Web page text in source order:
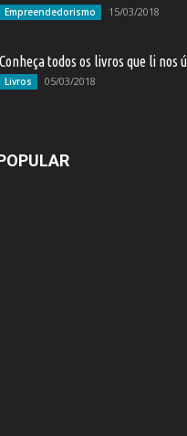
Empreendedorismo 15/03/2018
Conheça todos os livros que li nos
Livros 05/03/2018